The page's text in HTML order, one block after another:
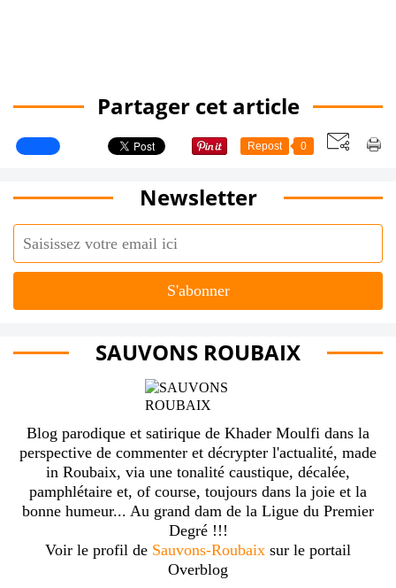
Partager cet article
Repost 0
Newsletter
SAUVONS ROUBAIX
Blog parodique et satirique de Khader Moulfi dans la
perspective de commenter et décrypter l'actualité, made
in Roubaix, via une tonalité caustique, décalée,
pamphlétaire et, of course, toujours dans la joie et la
bonne humeur... Au grand dam de la Ligue du Premier
Degré !!!
Voir le profil de Sauvons-Roubaix sur le portail
Overblog